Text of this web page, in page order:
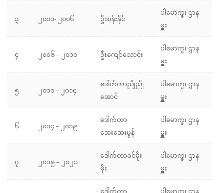
၃ ၂၀၀၁- ၂၀၀၆ ဦးစန်းနိုင်
ပါမောက္ခ၊ ဌာန
မှူး
၄ ၂၀၀၆ – ၂၀၁၀ ဦးကျော်သောင်း
ပါမောက္ခ၊ ဌာန
မှူး
၅ ၂၀၁၀ – ၂၀၁၄
ဒေါက်တာညိုညို
အောင်
ပါမောက္ခ၊ ဌာန
မှူး
၆ ၂၀၁၄ – ၂၀၁၉
ဒေါက်တာ
အေးအေးမွန်
ပါမောက္ခ၊ ဌာန
မှူး
၇ ၂၀၁၉ – ၂၀၂၁
ဒေါက်တာခင်မိုး
မိုး
ပါမောက္ခ၊ ဌာန
မှူး